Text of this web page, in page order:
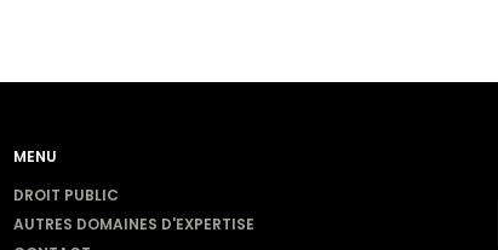
MENU
DROIT PUBLIC
AUTRES DOMAINES D'EXPERTISE